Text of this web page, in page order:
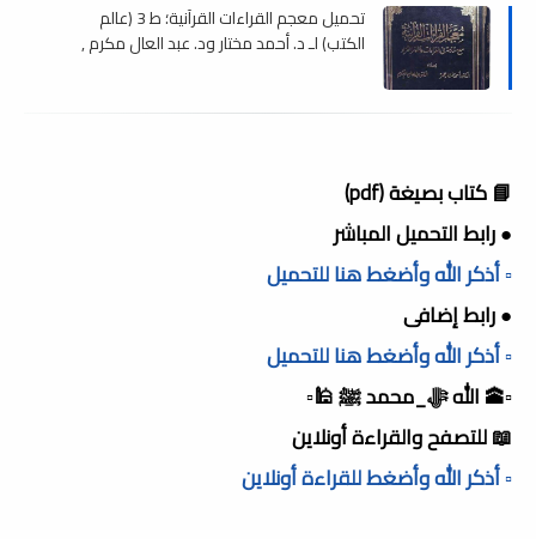
تحميل معجم القراءات القرآنية؛ ط 3 (عالم
الكتب) لـ د. أحمد مختار ود. عبد العال مكرم ,
📘 كتاب بصيغة (pdf)
● رابط التحميل المباشر
▫️ أذكر الله وأضغط هنا للتحميل
● رابط إضافى
▫️ أذكر الله وأضغط هنا للتحميل
▫️🕋 الله ﷻ_محمد ﷺ 🕌▫️
📖 للتصفح والقراءة أونلاين
▫️ أذكر الله وأضغط للقراءة أونلاين